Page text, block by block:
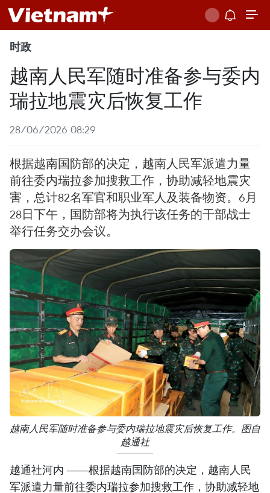
时政
越南人民军随时准备参与委内
瑞拉地震灾后恢复工作
28/06/2026 08:29
根据越南国防部的决定，越南人民军派遣力量
前往委内瑞拉参加搜救工作，协助减轻地震灾
害，总计82名军官和职业军人及装备物资。6月
28日下午，国防部将为执行该任务的干部战士
举行任务交办会议。
越南人民军随时准备参与委内瑞拉地震灾后恢复工作。图自
越通社
越通社河内 ——根据越南国防部的决定，越南人民
军派遣力量前往委内瑞拉参加搜救工作，协助减轻地